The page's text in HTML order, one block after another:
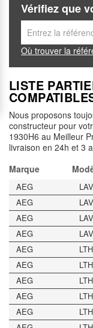
Vérifiez que
Où trouver la
LISTE
Nous proposons
constructeur pour
1930H6 au Meilleur
livraison en 24h et 3
Marque
AEG
AEG
AEG
AEG
AEG
AEG
AEG
AEG
AEG